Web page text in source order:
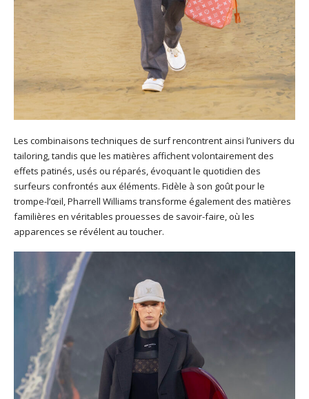
Les combinaisons techniques de surf rencontrent ainsi l’univers du
tailoring, tandis que les matières affichent volontairement des
effets patinés, usés ou réparés, évoquant le quotidien des
surfeurs confrontés aux éléments. Fidèle à son goût pour le
trompe-l’œil, Pharrell Williams transforme également des matières
familières en véritables prouesses de savoir-faire, où les
apparences se révélent au toucher.